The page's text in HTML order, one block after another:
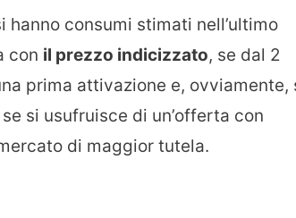
consumi stimati nell’ultimo
con il prezzo indicizzato, se dal 2
prima attivazione e, ovviamente,
si usufruisce di un’offerta con
di maggior tutela.